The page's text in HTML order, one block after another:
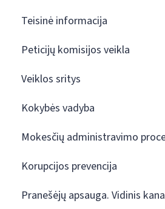
Teisinė informacija
Peticijų komisijos veikla
Veiklos sritys
Kokybės vadyba
Mokesčių administravimo
Korupcijos prevencija
Pranešėjų apsauga. Vidinis